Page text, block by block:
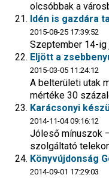
olcsóbbak a
Idén is gazdára
2015-08-25 17:39:52
Szeptember 14-ig
Eljött a
2015-03-05 11:24:12
A belterületi utak
mértéke 30
Karácsonyi
2014-11-04 09:16:12
Jóleső mínuszok
szolgáltató
Könyvújdonság
2014-09-01 17:29:03